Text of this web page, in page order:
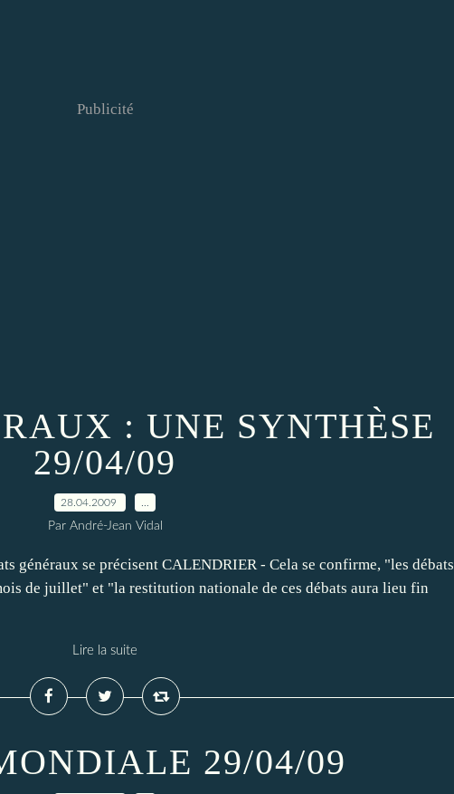
Publicité
: UNE SYNTHÈSE
29/04/09
28.04.2009
Par André-Jean Vidal
généraux se précisent CALENDRIER - Cela se confirme, "les débats
de juillet" et "la restitution nationale de ces débats aura lieu fin
Lire la suite
29/04/09